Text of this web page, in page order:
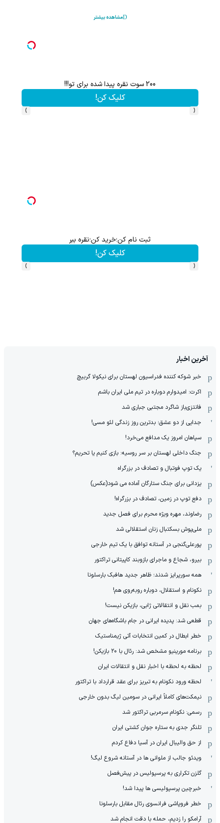
مشاهده بیشتر
200 سوت نقره پیدا شده برای تو!!!
کلیک کن!
‹
›
ثبت نام کن؛خرید کن؛نقره ببر
کلیک کن!
‹
›
آخرین اخبار
خبر شوکه کننده فدراسیون لهستان برای نیکولا گربیچ
اکرت: امیدوارم دوباره در تیم ملی ایران باشم
فانتزی‌باز شاگرد مجتبی جباری شد
جدایی از دو عشق؛ بدترین روز زندگی لئو مسی!
سپاهان امروز یک مدافع می‌خرد!
جنگ داخلی لهستان بر سر روسیه: بازی کنیم یا تحریم؟
یک توپ فوتبال و تصادف در بزرگراه
یزدانی برای جنگ ستارگان آماده می شود(عکس)
دفع توپ در زمین، تصادف در بزرگراه!
رضاوند، مهره ویژه محرم برای فصل جدید
ملی‌پوش بسکتبال زنان استقلالی شد
پورعلی‌گنجی در آستانه توافق با یک تیم خارجی
بیرو، شجاع و ماجرای بازوبند کاپیتانی تراکتور
همه سورپرایز شدند؛ ظاهر جدید هافبک بارسلونا
نکونام و استقلال، دوباره روبه‌روی هم!
بمب نقل و انتقالاتی ژابی، بازیکن نیست!
قطعی شد: پدیده ایرانی در جام باشگاه‌های جهان
خطر ابطال در کمین انتخابات آتی ژیمناستیک
برنامه مورینیو مشخص شد: رئال با ۲۰ بازیکن!
لحظه به لحظه با اخبار نقل و انتقالات ایران
لحظه ورود نکونام به تبریز برای عقد قرارداد با تراکتور
نیمکت‌های کاملاً ایرانی در سومین لیگ بدون خارجی
رسمی: نکونام سرمربی تراکتور شد
تلنگر جدی به ستاره جوان کشتی ایران
از حق والیبال ایران در آسیا دفاع کردم
ویدئو جالب از ملوانی ها در آستانه شروع لیگ!
گلزن تکراری به پرسپولیس در پیش‌فصل
خبرچین پرسپولیسی ها پیدا شد!
خطر فروپاشی فرانسوی رئال مقابل بارسلونا
آرامکو را زدیم، حمله با دقت انجام شد